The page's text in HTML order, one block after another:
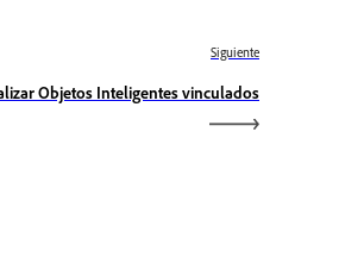
Siguiente
Objetos Inteligentes vinculados